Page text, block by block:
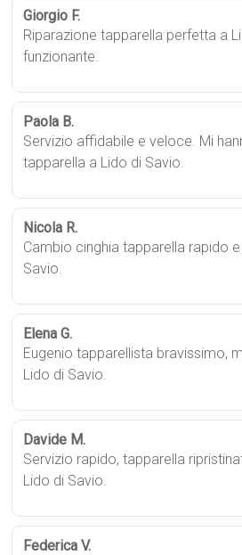
Giorgio F.
Riparazione tapparella perfetta a
funzionante.
Paola B.
Servizio affidabile e veloce. Mi
tapparella a Lido di Savio.
Nicola R.
Cambio cinghia tapparella rapido
Savio.
Elena G.
Eugenio tapparellista bravissimo,
Lido di Savio.
Davide M.
Servizio rapido, tapparella
Lido di Savio.
Federica V.